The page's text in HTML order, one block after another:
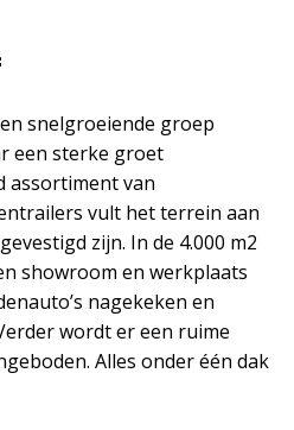
snelgroeiende groep
een sterke groet
assortiment van
vult het terrein aan
zijn. In de 4.000 m2
showroom en werkplaats
nagekeken en
wordt er een ruime
Alles onder één dak